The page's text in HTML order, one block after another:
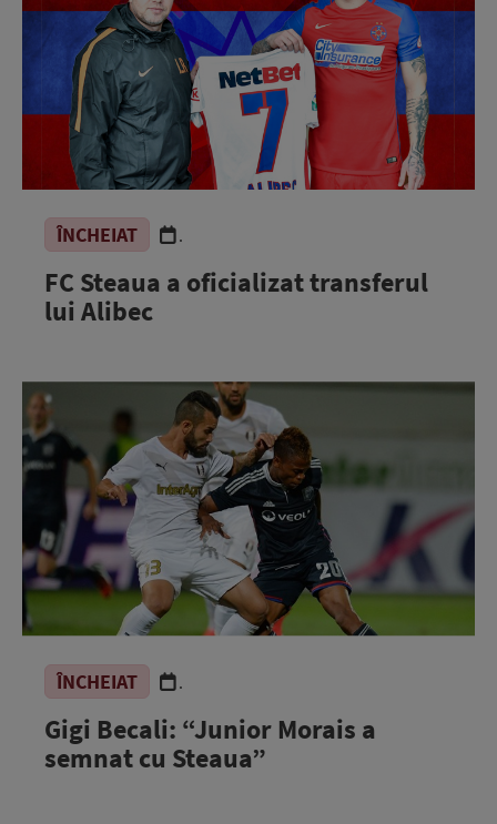
ÎNCHEIAT .
FC Steaua a oficializat transferul
lui Alibec
ÎNCHEIAT .
Gigi Becali: “Junior Morais a
semnat cu Steaua”